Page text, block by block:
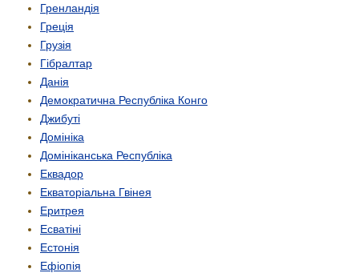
Гренландія
Греція
Грузія
Гібралтар
Данія
Демократична Республіка Конго
Джибуті
Домініка
Домініканська Республіка
Еквадор
Екваторіальна Гвінея
Еритрея
Есватіні
Естонія
Ефіопія